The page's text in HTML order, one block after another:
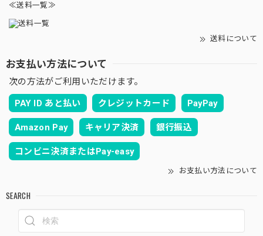
≪送料一覧≫
送料について
お支払い方法について
次の方法がご利用いただけます。
PAY ID あと払い クレジットカード PayPay
Amazon Pay キャリア決済 銀行振込
コンビニ決済またはPay-easy
お支払い方法について
SEARCH